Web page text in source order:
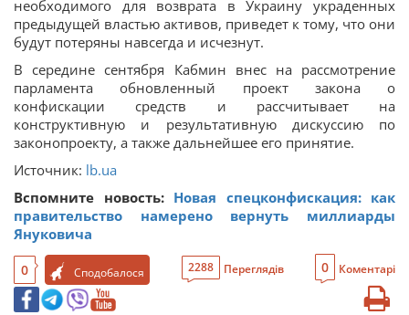
необходимого для возврата в Украину украденных
предыдущей властью активов, приведет к тому, что они
будут потеряны навсегда и исчезнут.
В середине сентября Кабмин внес на рассмотрение
парламента обновленный проект закона о
конфискации средств и рассчитывает на
конструктивную и результативную дискуссию по
законопроекту, а также дальнейшее его принятие.
Источник: lb.ua
Вспомните новость: Новая спецконфискация: как
правительство намерено вернуть миллиарды
Януковича
0 Сподобалося 2288 Переглядів 0 Коментарі